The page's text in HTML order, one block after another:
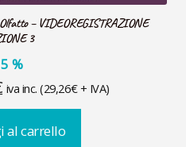
– VIDEOREGISTRAZIONE
3
%
Il
prezzo
attuale
iva inc. (29,26€+ IVA)
al carrello